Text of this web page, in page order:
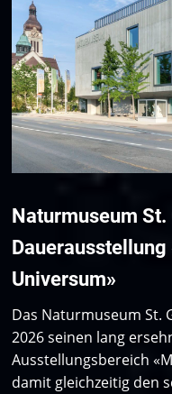
Naturmuseum
Dauerausstellung
Universum»
Das Naturmuseum St.
2026 seinen lang
Ausstellungsbereich
damit gleichzeitig den